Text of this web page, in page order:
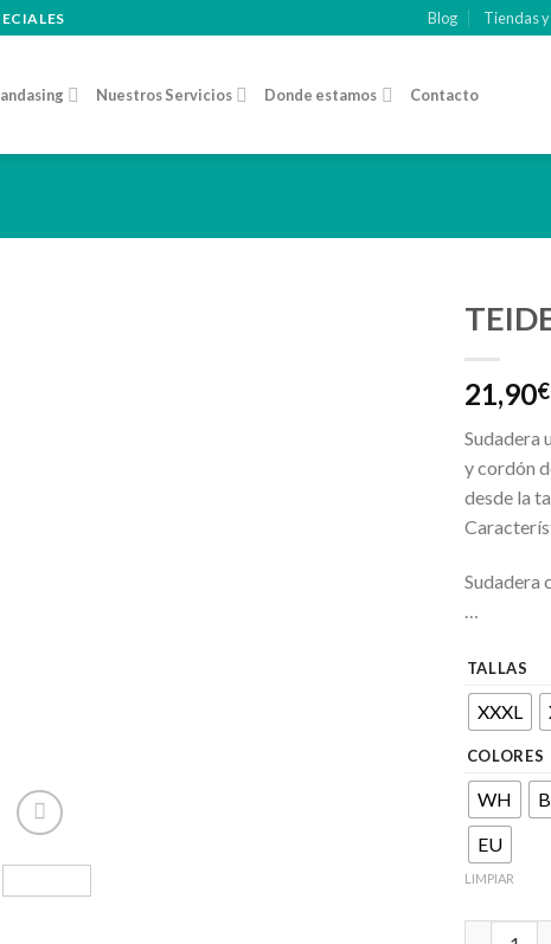
Blog Tiendas
Nuestros Servicios Donde estamos Contacto
21,90€
Sudadera
y cordón
desde la
Sudadera
…
TALLAS
XXXL
COLORES
WH
EU
LIMPIAR
TEIDE